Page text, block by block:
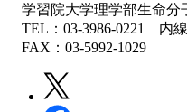
学習院大学理学部生命分
TEL：03-3986-0221 内線
FAX：03-5992-1029